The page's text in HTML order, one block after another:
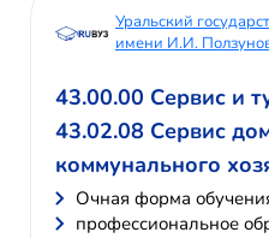
Уральский
имени И.И.
43.00.00 Сервис и
43.02.08 Сервис
коммунального
Очная форма
профессиональное